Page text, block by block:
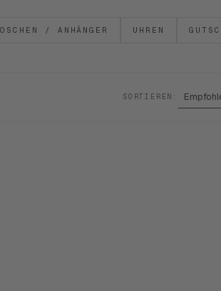
/ ANHÄNGER UHREN
SORTIEREN: